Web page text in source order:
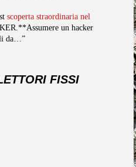
scoperta straordinaria nel
un hacker
da…”
FISSI